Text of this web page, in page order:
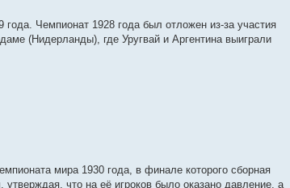
Чемпионат 1928 года был отложен из-за участия
(Нидерланды), где Уругвай и Аргентина выиграли
мира 1930 года, в финале которого сборная
что на её игроков было оказано давление, а